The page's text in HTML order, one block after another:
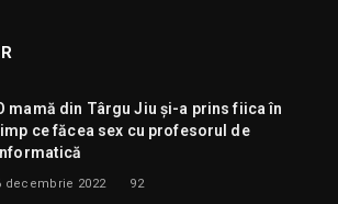
mamă din Târgu Jiu și-a prins fiica în
ce făcea sex cu profesorul de
Informatică
decembrie 2022 92